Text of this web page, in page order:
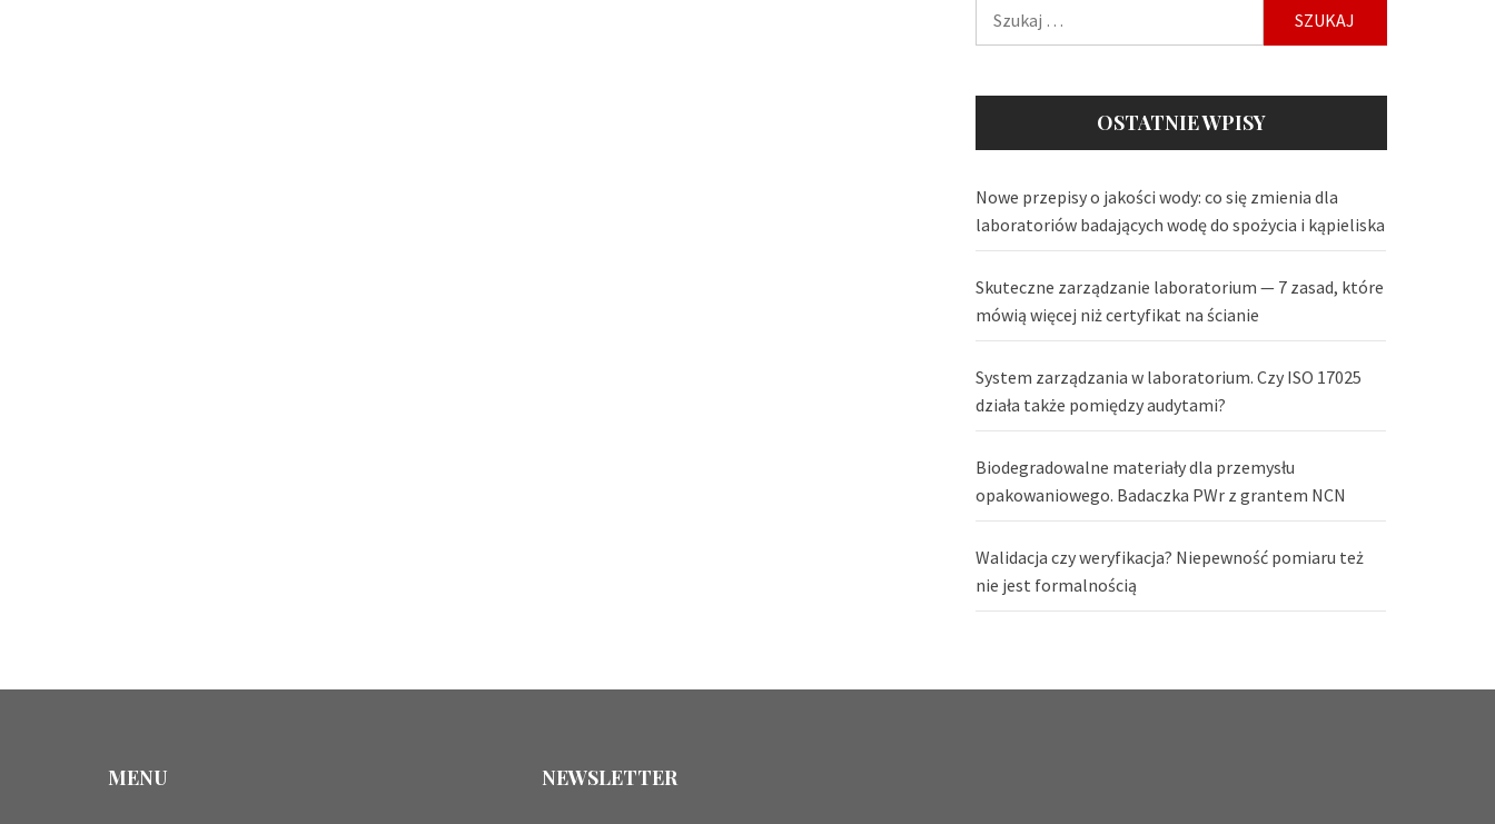
OSTATNIE WPISY
Nowe przepisy o jakości wody: co się zmienia dla
laboratoriów badających wodę do spożycia i kąpieliska
Skuteczne zarządzanie laboratorium — 7 zasad, które
mówią więcej niż certyfikat na ścianie
System zarządzania w laboratorium. Czy ISO 17025
działa także pomiędzy audytami?
Biodegradowalne materiały dla przemysłu
opakowaniowego. Badaczka PWr z grantem NCN
Walidacja czy weryfikacja? Niepewność pomiaru też
nie jest formalnością
MENU NEWSLETTER